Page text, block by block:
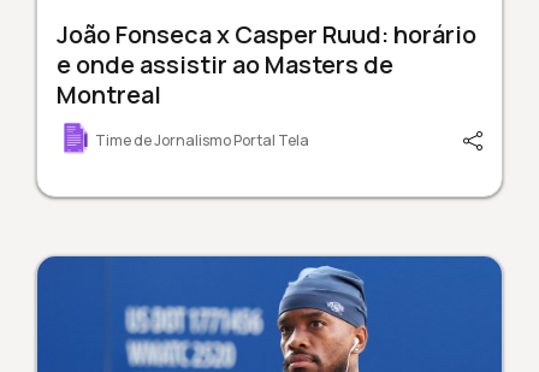
João Fonseca x Casper Ruud: horário
e onde assistir ao Masters de
Montreal
Time de Jornalismo Portal Tela